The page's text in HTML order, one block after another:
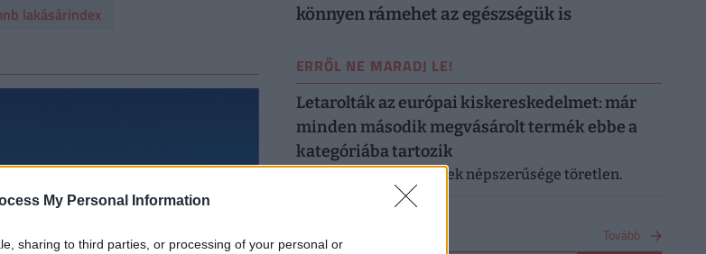
My Personal Information
sharing to third parties, or processing of your personal or
lakásárindex
könnyen rámehet az egészségük is
ERRŐL NE MARADJ LE!
Letarolták az európai kiskereskedelmet: már
minden második megvásárolt termék ebbe a
kategóriába tartozik
A saját márkás termékek népszerűsége töretlen.
NAPTÁR Tovább